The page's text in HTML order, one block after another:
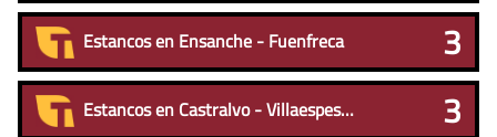
Estancos en Ensanche - Fuenfreca 3
Estancos en Castralvo - Villaespesa - Aldehuela 3